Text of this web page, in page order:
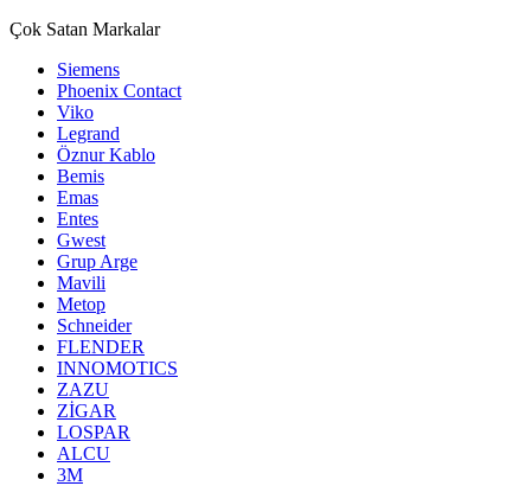
Çok Satan Markalar
Siemens
Phoenix Contact
Viko
Legrand
Öznur Kablo
Bemis
Emas
Entes
Gwest
Grup Arge
Mavili
Metop
Schneider
FLENDER
INNOMOTICS
ZAZU
ZİGAR
LOSPAR
ALCU
3M